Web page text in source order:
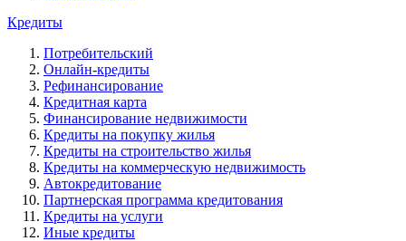
Кредиты
Потребительский
Онлайн-кредиты
Рефинансирование
Кредитная карта
Финансирование недвижимости
Кредиты на покупку жилья
Кредиты на строительство жилья
Кредиты на коммерческую недвижимость
Автокредитование
Партнерская программа кредитования
Кредиты на услуги
Иные кредиты